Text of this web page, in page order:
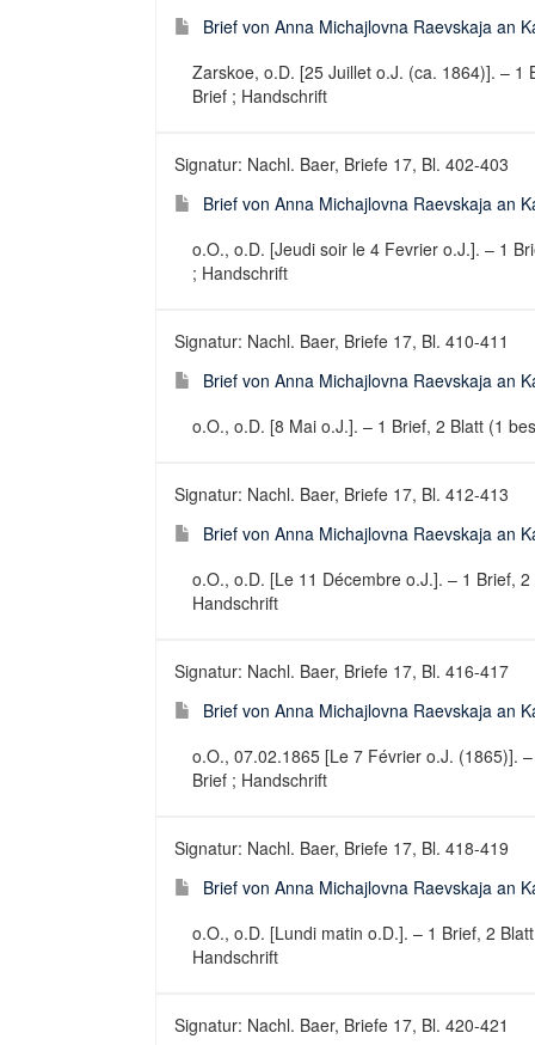
Brief von Anna Michajlovna Raevskaja an
Zarskoe, o.D. [25 Juillet o.J. (ca. 1864)]. – 1
Brief ; Handschrift
Signatur: Nachl. Baer, Briefe 17, Bl. 402-403
Brief von Anna Michajlovna Raevskaja an
o.O., o.D. [Jeudi soir le 4 Fevrier o.J.]. – 1
; Handschrift
Signatur: Nachl. Baer, Briefe 17, Bl. 410-411
Brief von Anna Michajlovna Raevskaja an
o.O., o.D. [8 Mai o.J.]. – 1 Brief, 2 Blatt (1
Signatur: Nachl. Baer, Briefe 17, Bl. 412-413
Brief von Anna Michajlovna Raevskaja an
o.O., o.D. [Le 11 Décembre o.J.]. – 1 Brief,
Handschrift
Signatur: Nachl. Baer, Briefe 17, Bl. 416-417
Brief von Anna Michajlovna Raevskaja an
o.O., 07.02.1865 [Le 7 Février o.J. (1865)].
Brief ; Handschrift
Signatur: Nachl. Baer, Briefe 17, Bl. 418-419
Brief von Anna Michajlovna Raevskaja an
o.O., o.D. [Lundi matin o.D.]. – 1 Brief, 2
Handschrift
Signatur: Nachl. Baer, Briefe 17, Bl. 420-421